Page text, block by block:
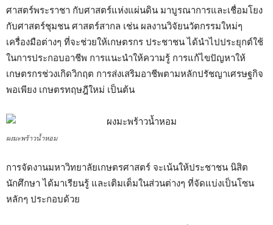
ศาสตร์พระราชา กับศาสตร์แห่งแผ่นดิน มาบูรณาการและเชื่อมโยง
กับศาสตร์ชุมชน ศาสตร์สากล เช่น ผลงานวิจัยนวัตกรรมใหม่ๆ
เครื่องมือต่างๆ ที่จะช่วยให้เกษตรกร ประชาชน ได้นำไปประยุกต์ใช้
ในการประกอบอาชีพ การแนะนำให้ความรู้ การแก้ไขปัญหาให้
เกษตรกรช่วงเกิดวิกฤต การส่งเสริมอาชีพตามหลักปรัชญาเศรษฐกิจ
พอเพียง เกษตรทฤษฎีใหม่ เป็นต้น
ผงมะพร้าวน้ำหอม
การจัดงานมหาวิทยาลัยเกษตรศาสตร์ จะเน้นให้ประชาชน นิสิต
นักศึกษา ได้มาเรียนรู้ และเติมเต็มในส่วนต่างๆ ที่จัดแบ่งเป็นโซน
หลักๆ ประกอบด้วย